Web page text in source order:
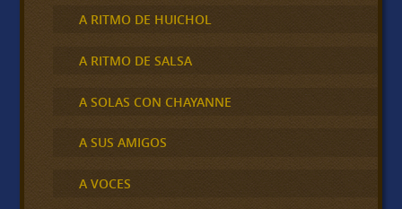
A RITMO DE HUICHOL
A RITMO DE SALSA
A SOLAS CON CHAYANNE
A SUS AMIGOS
A VOCES